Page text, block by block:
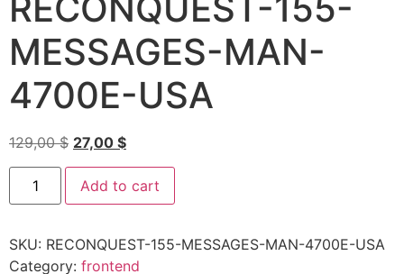
RECONQUEST-155-
MESSAGES-MAN-
4700E-USA
129,00$ 27,00 $
Add to cart
SKU: RECONQUEST-155-MESSAGES-MAN-4700E-USA
Category: frontend